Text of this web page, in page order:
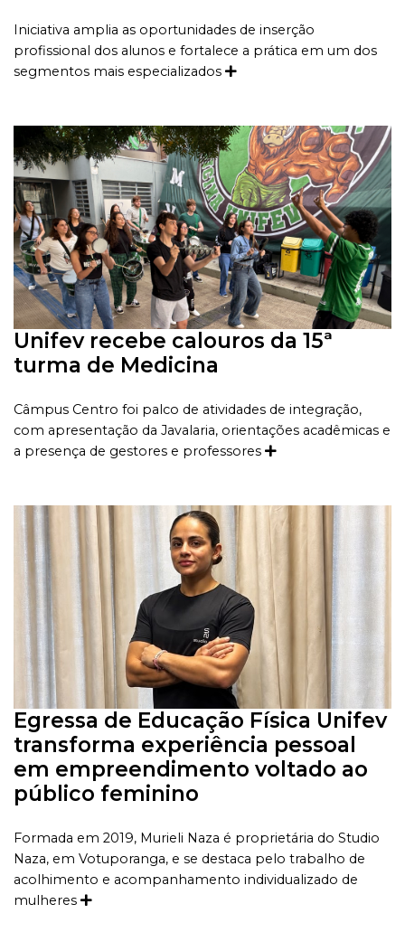
Iniciativa amplia as oportunidades de inserção
profissional dos alunos e fortalece a prática em um dos
segmentos mais especializados
Unifev recebe calouros da 15ª
turma de Medicina
Câmpus Centro foi palco de atividades de integração,
com apresentação da Javalaria, orientações acadêmicas e
a presença de gestores e professores
Egressa de Educação Física Unifev
transforma experiência pessoal
em empreendimento voltado ao
público feminino
Formada em 2019, Murieli Naza é proprietária do Studio
Naza, em Votuporanga, e se destaca pelo trabalho de
acolhimento e acompanhamento individualizado de
mulheres